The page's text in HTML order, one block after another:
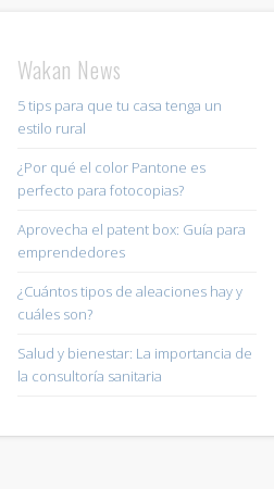
Wakan News
5 tips para que tu casa tenga un
estilo rural
¿Por qué el color Pantone es
perfecto para fotocopias?
Aprovecha el patent box: Guía para
emprendedores
¿Cuántos tipos de aleaciones hay y
cuáles son?
Salud y bienestar: La importancia de
la consultoría sanitaria